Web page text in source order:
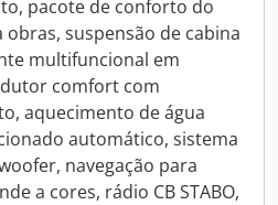
pacote de conforto do
suspensão de cabina
multifuncional em
comfort com
aquecimento de água
automático, sistema
navegação para
a cores, rádio CB STABO,